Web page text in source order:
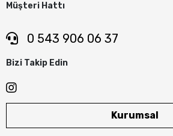
Müşteri Hattı
0 543 906 06 37
Bizi Takip Edin
Kurumsal